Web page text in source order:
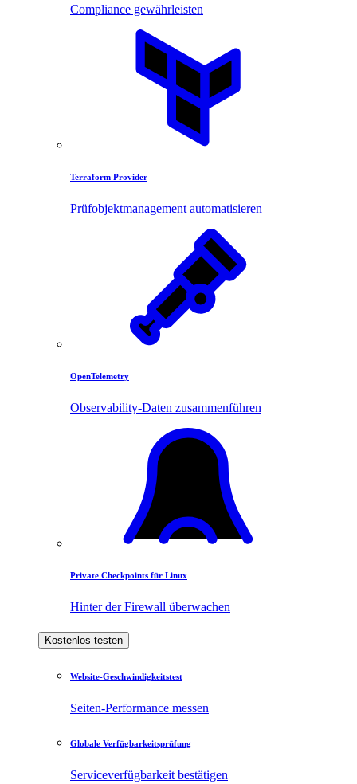
Compliance gewährleisten
Terraform Provider
Prüfobjektmanagement automatisieren
OpenTelemetry
Observability-Daten zusammenführen
Private Checkpoints für Linux
Hinter der Firewall überwachen
Kostenlos testen
Website-Geschwindigkeitstest
Seiten-Performance messen
Globale Verfügbarkeitsprüfung
Serviceverfügbarkeit bestätigen